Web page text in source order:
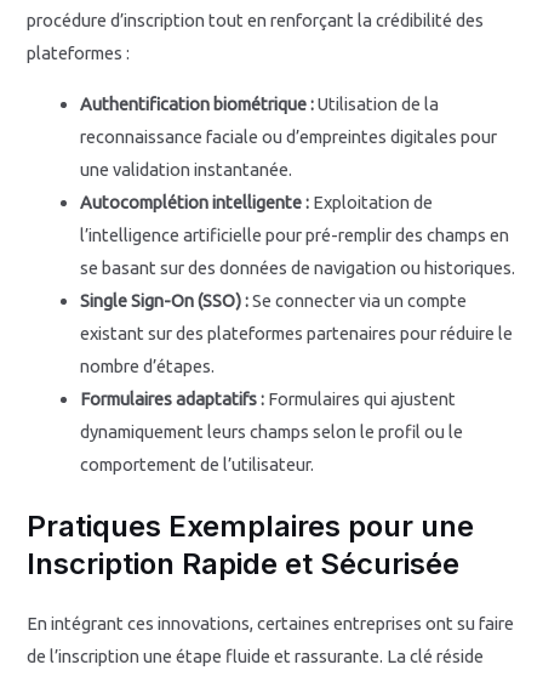
procédure d’inscription tout en renforçant la crédibilité des
plateformes :
Authentification biométrique :Utilisation de la
reconnaissance faciale ou d’empreintes digitales pour
une validation instantanée.
Autocomplétion intelligente : Exploitation de
l’intelligence artificielle pour pré-remplir des champs en
se basant sur des données de navigation ou historiques.
Single Sign-On (SSO) :Se connecter via un compte
existant sur des plateformes partenaires pour réduire le
nombre d’étapes.
Formulaires adaptatifs : Formulaires qui ajustent
dynamiquement leurs champs selon le profil ou le
comportement de l’utilisateur.
Pratiques Exemplaires pour une
Inscription Rapide et Sécurisée
En intégrant ces innovations, certaines entreprises ont su faire
de l’inscription une étape fluide et rassurante. La clé réside